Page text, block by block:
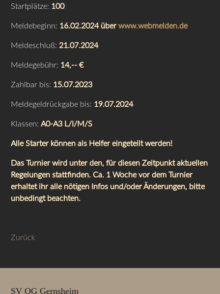
Startplätze: 100
Meldebeginn: 16.02.2024 überwww.webmelden.de
Meldeschluß: 21.07.2024
Meldegebühr: 14,-- €
Zahlbar bis: 15.07.2023
Meldegeldrückgabe bis: 19.07.2024
Klassen:A0-A3 L/I/M/S
Alle Starter können als Helfer eingeteilt werden!
Das Turnier wird unter den, für diesen Zeitpunkt aktuellen
Regelungen stattfinden. Ca. 1 Woche vor dem Turnier
erhaltet ihr alle nötigen Infos und/oder Änderungen, bitte
unbedingt beachten.
Zurück
SV OG Gernsheim